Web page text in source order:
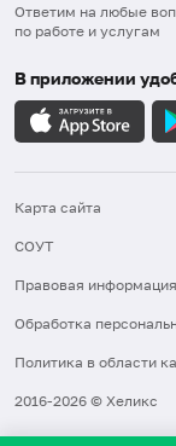
Ответим на любые
по работе и услугам
В приложении
Карта сайта
СОУТ
Правовая информация
Обработка
Политика в области
2016-2026 © Хеликс